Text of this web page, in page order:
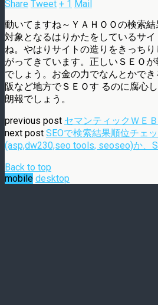
Share Tweet + 1 Mail
動いてますね～ＹＡＨＯＯの検索
対象となるはりかたをしているサ
ね。やはりサイトの造りをきっち
がってきています。正しいＳＥＯ
でしょう。お金の力でなんとかで
阪など地方でＳＥＯす るのに腐心
朗報でしょう。
previous post セマンティックＷＥ
next post SEOで検索結果順位チェ
(asp,dw230,seo tools, seoseo)か、
Back to top
mobile desktop